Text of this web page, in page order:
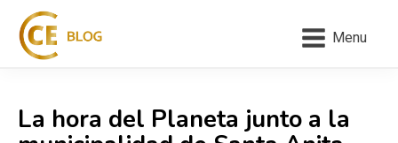
Menu
La hora del Planeta junto a la